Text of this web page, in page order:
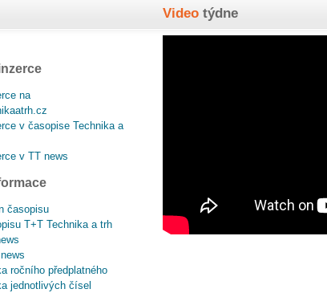
na
v časopise Technika a
v TT news
časopisu
T+T Technika a trh
ročního předplatného
jednotlivých čísel
Video týdne